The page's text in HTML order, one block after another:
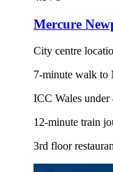
Mercure
City centre
7-minute walk to
ICC Wales under
12-minute train
3rd floor